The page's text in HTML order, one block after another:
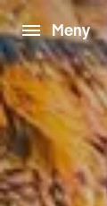
Meny